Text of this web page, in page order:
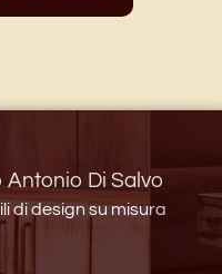
Di Salvo
di design su misura